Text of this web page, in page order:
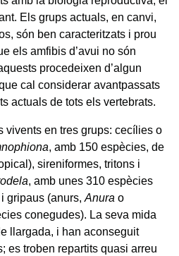
Els grups actuals, en canvi,
són ben caracteritzats i prou
els amfibis d’avui no són
procedeixen d’algun
cal considerar avantpassats
actuals de tots els vertebrats.
vivents en tres grups: cecílies o
, amb 150 espècies, de
sireniformes, tritons i
, amb unes 310 espècies
gripaus (anurs, Anura o
conegudes). La seva mida
llargada, i han aconseguit
es troben repartits quasi arreu